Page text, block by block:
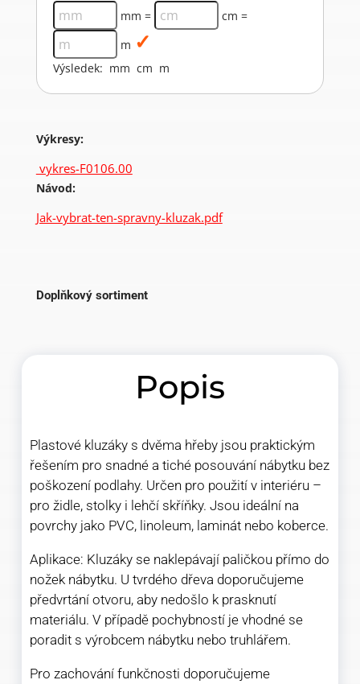
mm =
cm =
m
Výsledek: mm cm m
Výkresy:
vykres-F0106.00
Návod:
Jak-vybrat-ten-spravny-kluzak.pdf
Doplňkový sortiment
Popis
Plastové kluzáky s dvěma hřeby jsou praktickým
řešením pro snadné a tiché posouvání nábytku bez
poškození podlahy. Určen pro použití v interiéru –
pro židle, stolky i lehčí skříňky. Jsou ideální na
povrchy jako PVC, linoleum, laminát nebo koberce.
Aplikace: Kluzáky se naklepávají paličkou přímo do
nožek nábytku. U tvrdého dřeva doporučujeme
předvrtání otvoru, aby nedošlo k prasknutí
materiálu. V případě pochybností je vhodné se
poradit s výrobcem nábytku nebo truhlářem.
Pro zachování funkčnosti doporučujeme